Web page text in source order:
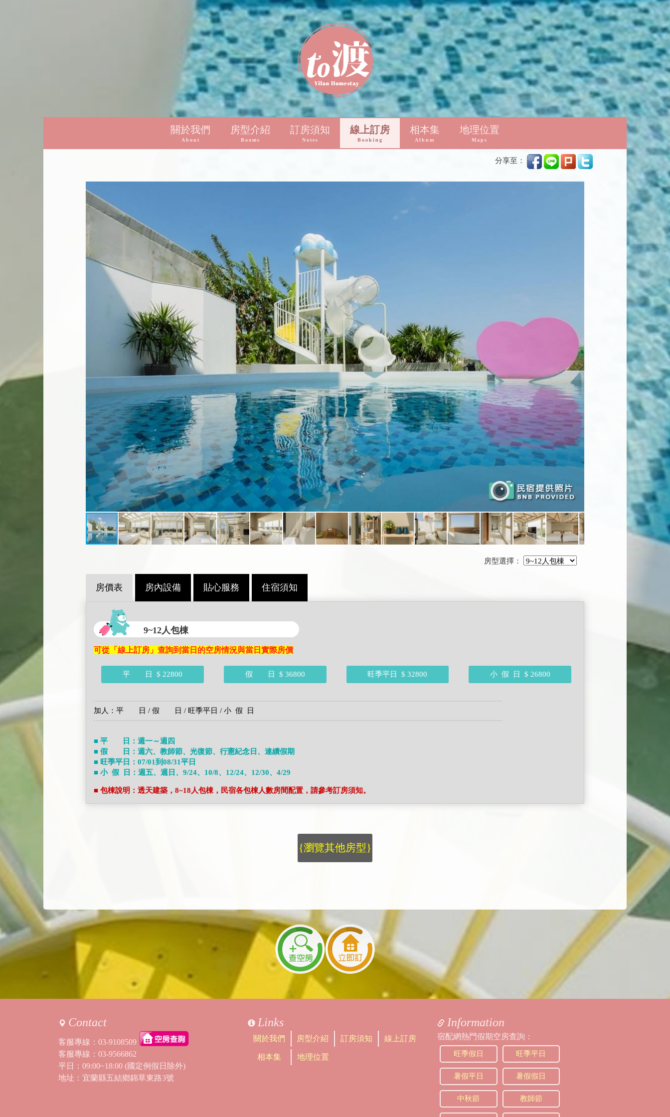
關於我們
About
房型介紹
Rooms
訂房須知
Notes
線上訂房
Booking
相本集
Album
地理位置
Maps
分享至：
房型選擇：
房價表 房內設備 貼心服務 住宿須知
9~12人包棟
可從「線上訂房」查詢到當日的空房情況與當日實際房價
平 日 $ 22800 假 日 $ 36800 旺季平日 $ 32800 小 假 日 $ 26800
加人：平 日 / 假 日 / 旺季平日 / 小 假 日
■ 平 日：週一～週四
■ 假 日：週六、教師節、光復節、行憲紀念日、連續假期
■ 旺季平日：07/01到08/31平日
■ 小 假 日：週五、週日、9/24、10/8、12/24、12/30、4/29
■ 包棟說明：透天建築，8~18人包棟，民宿各包棟人數房間配置，請參考訂房須知。
{瀏覽其他房型}
Contact
客服專線： 03-9108509
客服專線： 03-9566862
平日：09:00~18:00 (國定例假日除外)
地址：宜蘭縣五結鄉錦草東路3號
Links
關於我們 房型介紹 訂房須知 線上訂房
相本集 地理位置
Information
宿配網熱門假期空房查詢：
旺季假日 旺季平日
暑假平日 暑假假日
中秋節 教師節